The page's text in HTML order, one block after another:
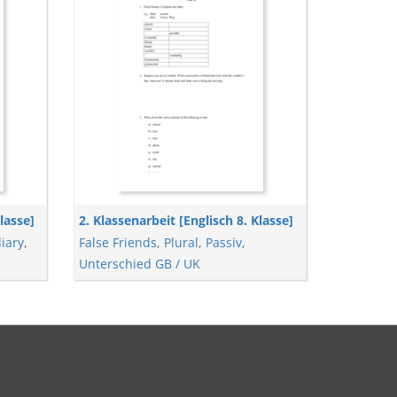
,
2. Klassenarbeit [Englisch 8. Klasse]
False Friends, Plural, Passiv,
Unterschied GB / UK